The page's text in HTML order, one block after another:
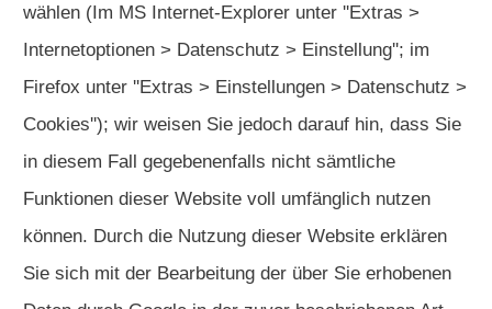
wählen (Im MS Internet-Explorer unter ''Extras >
Internetoptionen > Datenschutz > Einstellung''; im
Firefox unter ''Extras > Einstellungen > Datenschutz >
Cookies''); wir weisen Sie jedoch darauf hin, dass Sie
in diesem Fall gegebenenfalls nicht sämtliche
Funktionen dieser Website voll umfänglich nutzen
können. Durch die Nutzung dieser Website erklären
Sie sich mit der Bearbeitung der über Sie erhobenen